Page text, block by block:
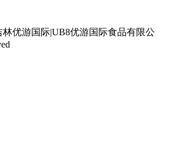
林优游国际|UB8优游国际食品有限公